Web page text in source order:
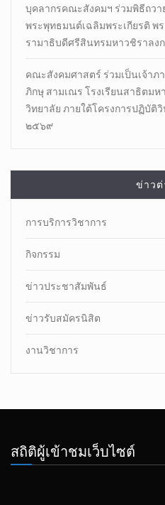
บุคลากรคณะสังคมฯ ร่วมพิธีถว
พระพุทธมนต์เฉลิมพระเกียรติ พ
รามาธิบดีศรีสินทรมหาวชิราลง
คณะสังคมศาสตร์ ร่วมเป็นเจ้าภ
ภิกษุ สามเณร โรงเรียนสาธิตม
วิทยาลัย ภายใต้โครงการปฏิบัติ
๒๕๖๙
ข่าวต่
การบริการวิชาการ
กิจกรรม
ข่าวประชาสัมพันธ์
ข่าวรับสมัครนิสิต
งานวิชาการ
สถิติผู้เข้าชมเว็บไซต์